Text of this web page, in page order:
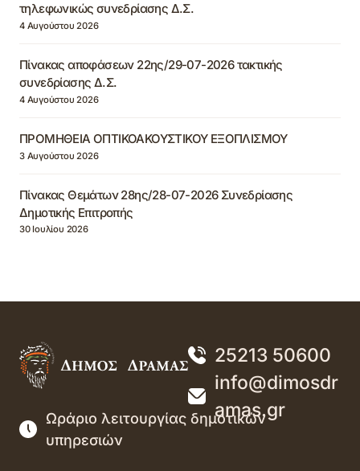
τηλεφωνικώς συνεδρίασης Δ.Σ.
4 Αυγούστου 2026
Πίνακας αποφάσεων 22ης/29-07-2026 τακτικής
συνεδρίασης Δ.Σ.
4 Αυγούστου 2026
ΠΡΟΜΗΘΕΙΑ ΟΠΤΙΚΟΑΚΟΥΣΤΙΚΟΥ ΕΞΟΠΛΙΣΜΟΥ
3 Αυγούστου 2026
Πίνακας Θεμάτων 28ης/28-07-2026 Συνεδρίασης
Δημοτικής Επιτροπής
30 Ιουλίου 2026
25213 50600
info@dimosdr
amas.gr
Ωράριο λειτουργίας δημοτικών
υπηρεσιών